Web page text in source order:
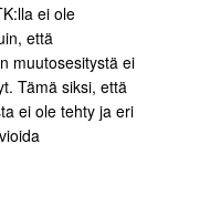
ei ole
että
muutosesitystä ei
Tämä siksi, että
ei ole tehty ja eri